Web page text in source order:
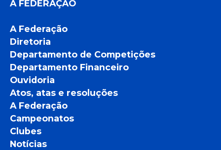
A FEDERAÇÃO
A Federação
Diretoria
Departamento de Competições
Departamento Financeiro
Ouvidoria
Atos, atas e resoluções
A Federação
Campeonatos
Clubes
Notícias